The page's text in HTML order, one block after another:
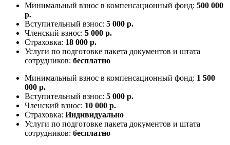
Минимальный взнос в компенсационный фонд: 500 000
р.
Вступительный взнос: 5 000 р.
Членский взнос: 5 000 р.
Страховка: 18 000 р.
Услуги по подготовке пакета документов и штата
сотрудников: бесплатно
Минимальный взнос в компенсационный фонд: 1 500
000 р.
Вступительный взнос: 5 000 р.
Членский взнос: 10 000 р.
Страховка: Индивидуально
Услуги по подготовке пакета документов и штата
сотрудников: бесплатно